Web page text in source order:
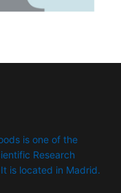
is one of the
Research
is located in Madrid.